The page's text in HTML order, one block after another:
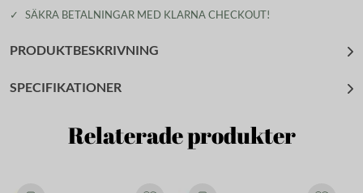
✓
SÄKRA BETALNINGAR MED KLARNA CHECKOUT!
PRODUKTBESKRIVNING
SPECIFIKATIONER
Relaterade produkter